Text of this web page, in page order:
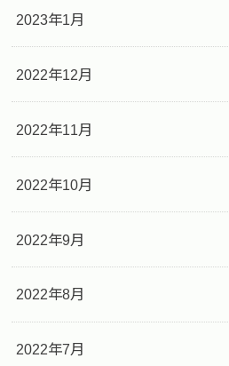
2023年1月
2022年12月
2022年11月
2022年10月
2022年9月
2022年8月
2022年7月